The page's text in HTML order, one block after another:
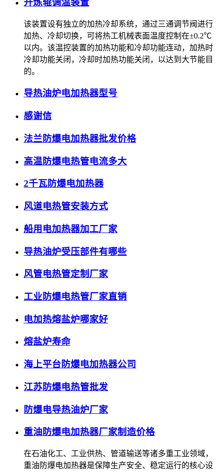
开炼辊调温装置
该装置设有独立的加热冷却系统，通过三通调节阀进行
加热、冷却切换，可将热工机械表面温度控制在±0.2℃
以内。该温控装置的加热功能和冷却功能连动，加热时
冷却功能关闭，冷却时加热功能关闭，以达到大节能目
的。
导热油炉电加热器型号
感谢信
法兰防爆电加热器批发价格
高温防爆电热管电流多大
2千瓦防爆电加热器
风道电热管安装方式
船用电加热器加工厂家
导热油炉受压部件有哪些
风管电热管定制厂家
工业防爆电热管厂家直销
电加热熔盐炉哪家好
熔盐炉寿命
海上平台防爆电加热器公司
江苏防爆电热管批发
防爆电导热油炉厂家
重油防爆电加热器厂家制造价格
在石油化工、工业供热、管道输送等诸多重工业领域，
重油防爆电加热器是保障生产安全、稳定运行的核心设